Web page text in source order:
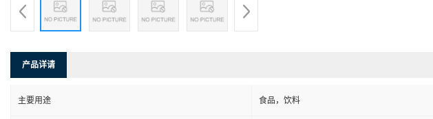
产品详请
主要用途 食品，饮料